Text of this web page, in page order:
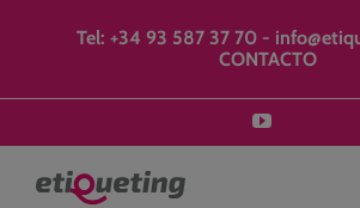
Tel: +34 93 587 37 70-
CONTACTO
YouTube